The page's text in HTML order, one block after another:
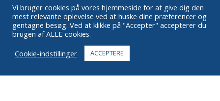
OM
Vi bruger cookies på vores hjemmeside for at give dig den
mest relevante oplevelse ved at huske dine præferencer og
gentagne besøg. Ved at klikke på "Accepter" accepterer du
brugen af ALLE cookies.
Cookie-indstillinger
ACCEPTERE